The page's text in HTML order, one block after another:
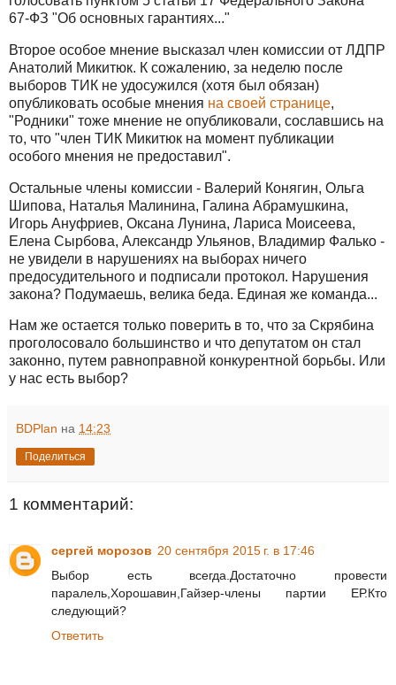
67-ФЗ "Об основных гарантиях..."
Второе особое мнение высказал член комиссии от ЛДПР
Анатолий Микитюк. К сожалению, за неделю после
выборов ТИК не удосужился (хотя был обязан)
опубликовать особые мнения на своей странице,
"Родники" тоже мнение не опубликовали, сославшись на
то, что "член ТИК Микитюк на момент публикации
особого мнения не предоставил".
Остальные члены комиссии - Валерий Конягин, Ольга
Шипова, Наталья Малинина, Галина Абрамушкина,
Игорь Ануфриев, Оксана Лунина, Лариса Моисеева,
Елена Сырбова, Александр Ульянов, Владимир Фалько -
не увидели в нарушениях на выборах ничего
предосудительного и подписали протокол. Нарушения
закона? Подумаешь, велика беда. Единая же команда...
Нам же остается только поверить в то, что за Скрябина
проголосовало большинство и что депутатом он стал
законно, путем равноправной конкурентной борьбы. Или
у нас есть выбор?
BDPlan на 14:23
Поделиться
1 комментарий:
сергей морозов 20 сентября 2015 г. в 17:46
Выбор есть всегда.Достаточно провести
паралель,Хорошавин,Гайзер-члены партии ЕР.Кто
следующий?
Ответить